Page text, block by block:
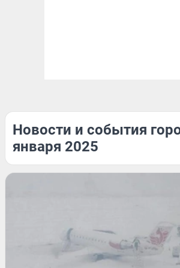
Новости и события
января 2025